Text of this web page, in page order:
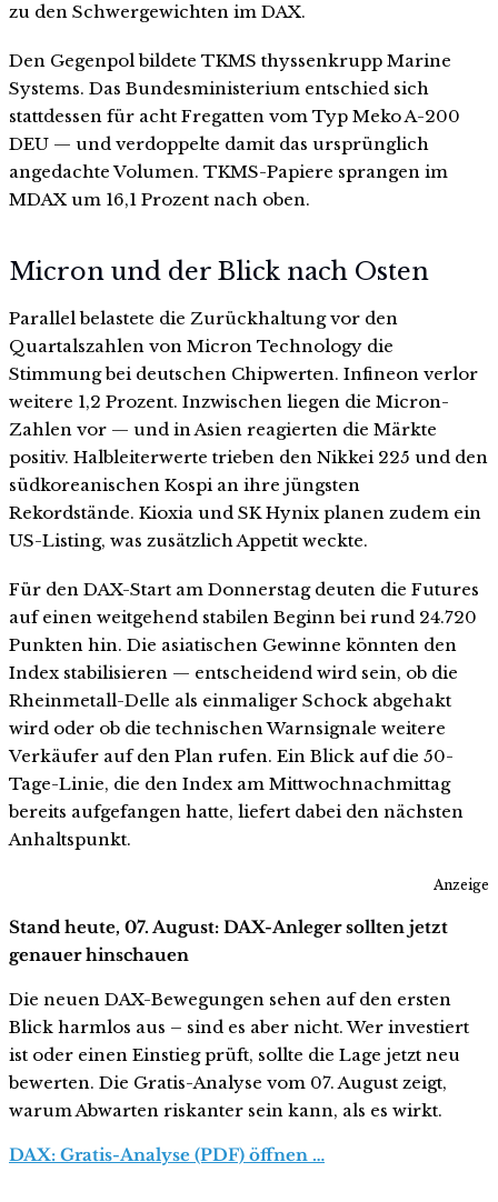
zu den Schwergewichten im DAX.
Den Gegenpol bildete TKMS thyssenkrupp Marine
Systems. Das Bundesministerium entschied sich
stattdessen für acht Fregatten vom Typ Meko A-200
DEU — und verdoppelte damit das ursprünglich
angedachte Volumen. TKMS-Papiere sprangen im
MDAX um 16,1 Prozent nach oben.
Micron und der Blick nach Osten
Parallel belastete die Zurückhaltung vor den
Quartalszahlen von Micron Technology die
Stimmung bei deutschen Chipwerten. Infineon verlor
weitere 1,2 Prozent. Inzwischen liegen die Micron-
Zahlen vor — und in Asien reagierten die Märkte
positiv. Halbleiterwerte trieben den Nikkei 225 und den
südkoreanischen Kospi an ihre jüngsten
Rekordstände. Kioxia und SK Hynix planen zudem ein
US-Listing, was zusätzlich Appetit weckte.
Für den DAX-Start am Donnerstag deuten die Futures
auf einen weitgehend stabilen Beginn bei rund 24.720
Punkten hin. Die asiatischen Gewinne könnten den
Index stabilisieren — entscheidend wird sein, ob die
Rheinmetall-Delle als einmaliger Schock abgehakt
wird oder ob die technischen Warnsignale weitere
Verkäufer auf den Plan rufen. Ein Blick auf die 50-
Tage-Linie, die den Index am Mittwochnachmittag
bereits aufgefangen hatte, liefert dabei den nächsten
Anhaltspunkt.
Anzeige
Stand heute, 07. August: DAX-Anleger sollten jetzt
genauer hinschauen
Die neuen DAX-Bewegungen sehen auf den ersten
Blick harmlos aus – sind es aber nicht. Wer investiert
ist oder einen Einstieg prüft, sollte die Lage jetzt neu
bewerten. Die Gratis-Analyse vom 07. August zeigt,
warum Abwarten riskanter sein kann, als es wirkt.
DAX: Gratis-Analyse (PDF) öffnen …